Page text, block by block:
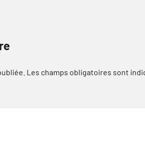
Les champs obligatoires sont